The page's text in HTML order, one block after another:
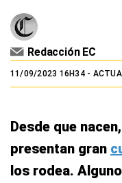
Redacción EC
11/09/2023 16H34-
Desde que
presentan gran
los rodea.